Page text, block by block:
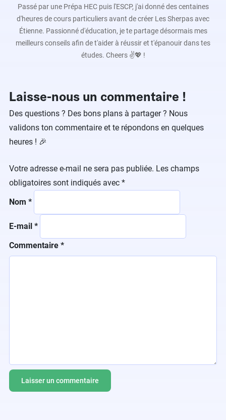
Passé par une Prépa HEC puis l'ESCP, j'ai donné des centaines
d'heures de cours particuliers avant de créer Les Sherpas avec
Étienne. Passionné d'éducation, je te partage désormais mes
meilleurs conseils afin de t'aider à réussir et t'épanouir dans tes
études. Cheers ✌️💖 !
Laisse-nous un commentaire !
Des questions ? Des bons plans à partager ? Nous
validons ton commentaire et te répondons en quelques
heures ! 🎉
Votre adresse e-mail ne sera pas publiée. Les champs
obligatoires sont indiqués avec *
Commentaire *
Nom *
E-mail *